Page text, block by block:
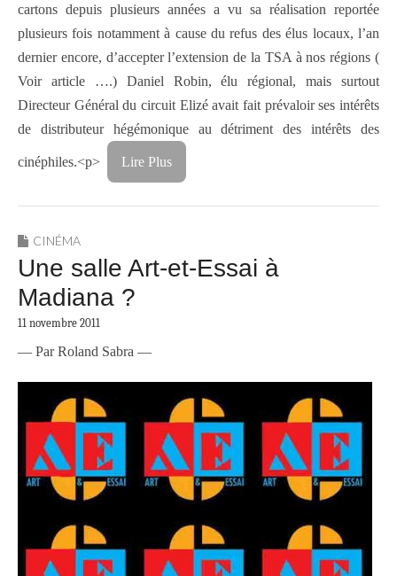
cartons depuis plusieurs années a vu sa réalisation reportée
plusieurs fois notamment à cause du refus des élus locaux, l’an
dernier encore, d’accepter l’extension de la TSA à nos régions (
Voir article ….) Daniel Robin, élu régional, mais surtout
Directeur Général du circuit Elizé avait fait prévaloir ses intérêts
de distributeur hégémonique au détriment des intérêts des
cinéphiles.<p> Lire Plus
CINÉMA
Une salle Art-et-Essai à
Madiana ?
11 novembre 2011
— Par Roland Sabra —